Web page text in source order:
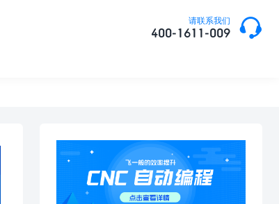
请联系我们
400-1611-009 